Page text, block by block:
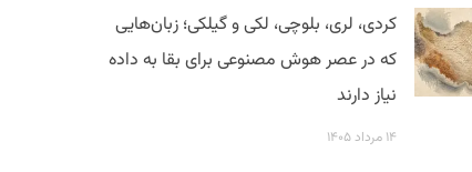
کردی، لری، بلوچی، لکی و گیلکی؛ زبان‌هایی
که در عصر هوش مصنوعی برای بقا به داده
نیاز دارند
۱۴ مرداد ۱۴۰۵